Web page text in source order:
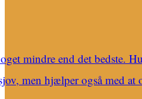
mindre end det bedste.
men hjælper også med at